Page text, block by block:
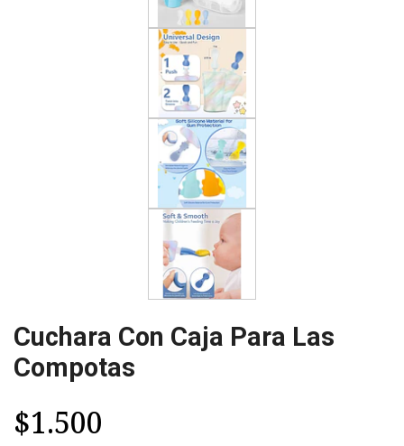
Cuchara Con Caja Para Las
Compotas
$1.500